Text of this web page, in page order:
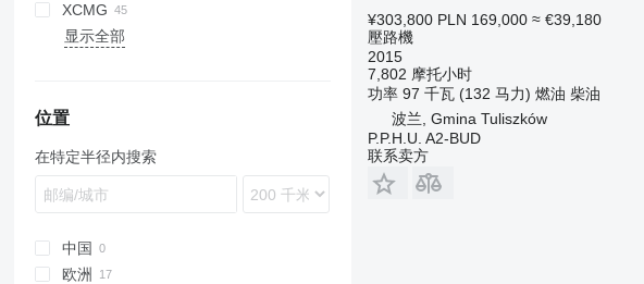
AV 75
AV 85
CD
CS
CC
CG
3518
DV
DD
SD
CT
VMT
SW
VH
VSH
W
DD
SD
RD
AW
XCMG
XD
ZL
显示全部
位置
在特定半径内搜索
中国
欧洲
¥303,800 PLN 169,000 ≈ €39,180
壓路機
2015
7,802 摩托小时
功率 97 千瓦 (132 马力) 燃油 柴油
波兰, Gmina Tuliszków
P.P.H.U. A2-BUD
联系卖方